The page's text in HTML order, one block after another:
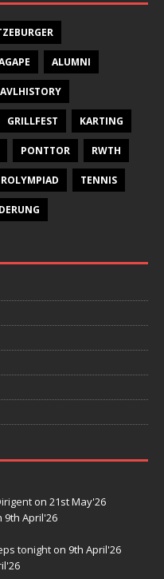
ALUMNI
AVLHISTORY
GRILLFEST KARTING
PONTTOR RWTH
TENNIS
on 21st May'26
9th April'26
tonight on 9th April'26